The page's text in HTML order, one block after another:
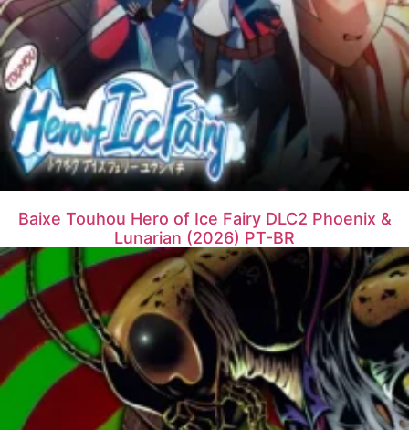
Baixe Touhou Hero of Ice Fairy DLC2 Phoenix &
Lunarian (2026) PT-BR